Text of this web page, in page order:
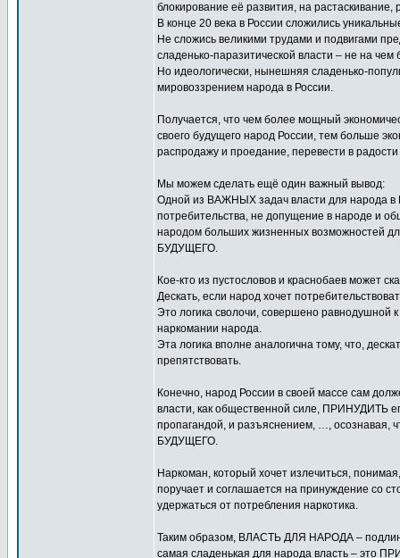
блокирование её развития, на
В конце 20 века в России сложились
Не сложись великими трудами и подвигами
сладенько-паразитической власти – не на
Но идеологически, нынешняя сладенько-
мировоззрением народа в России.
Получается, что чем более мощный
своего будущего народ России, тем больше
распродажу и проедание, перевести в
Мы можем сделать ещё один важный вывод:
Одной из ВАЖНЫХ задач власти для народа в
потребительства, не допущение в народе и
народом больших жизненных возможностей
БУДУЩЕГО.
Кое-кто из пустословов и краснобаев может
Дескать, если народ хочет
Это логика сволочи, совершено равнодушной
наркомании народа.
Эта логика вполне аналогична тому, что,
препятствовать.
Конечно, народ России в своей массе сам
власти, как общественной силе, ПРИНУДИТЬ
пропагандой, и разъяснением, …, осознавая,
БУДУЩЕГО.
Наркоман, который хочет излечиться,
поручает и соглашается на принуждение со
удержаться от потребления наркотика.
Таким образом, ВЛАСТЬ ДЛЯ НАРОДА –
самая сладенькая для народа власть – это